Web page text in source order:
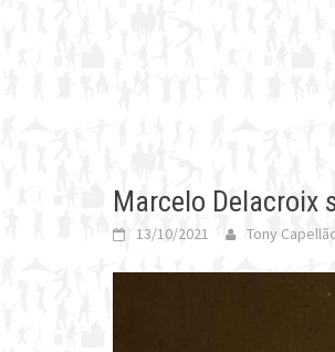
Marcelo Delacroix
13/10/2021 Tony